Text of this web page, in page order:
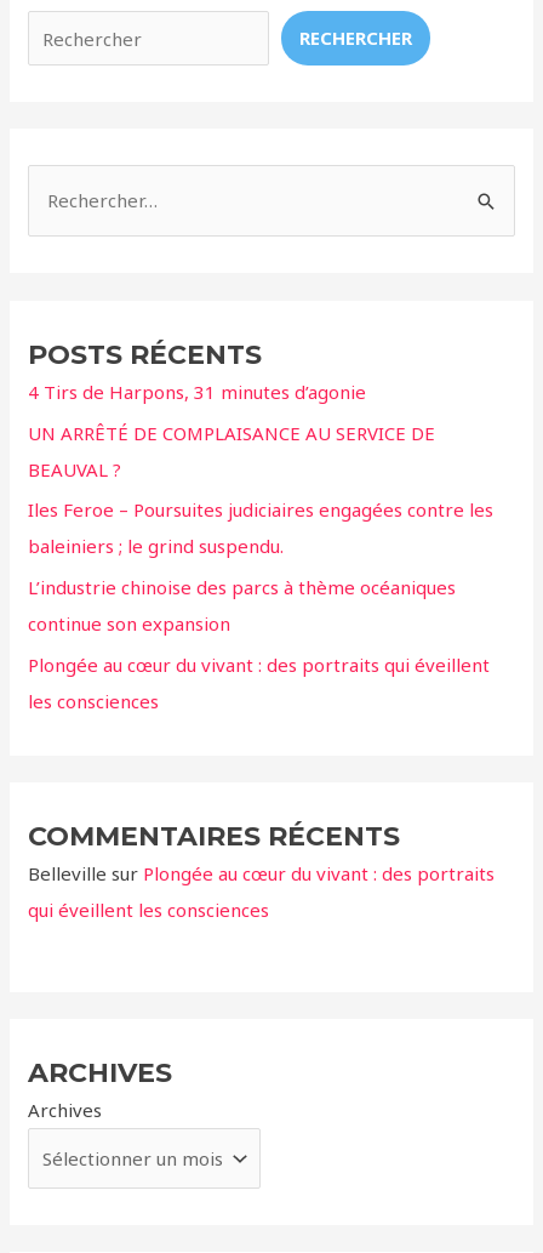
RECHERCHER
r
c
h
e
r
:
POSTS RÉCENTS
4 Tirs de Harpons, 31 minutes d’agonie
UN ARRÊTÉ DE COMPLAISANCE AU SERVICE DE
BEAUVAL ?
Iles Feroe – Poursuites judiciaires engagées contre les
baleiniers ; le grind suspendu.
L’industrie chinoise des parcs à thème océaniques
continue son expansion
Plongée au cœur du vivant : des portraits qui éveillent
les consciences
COMMENTAIRES RÉCENTS
Belleville sur Plongée au cœur du vivant : des portraits
qui éveillent les consciences
ARCHIVES
Archives